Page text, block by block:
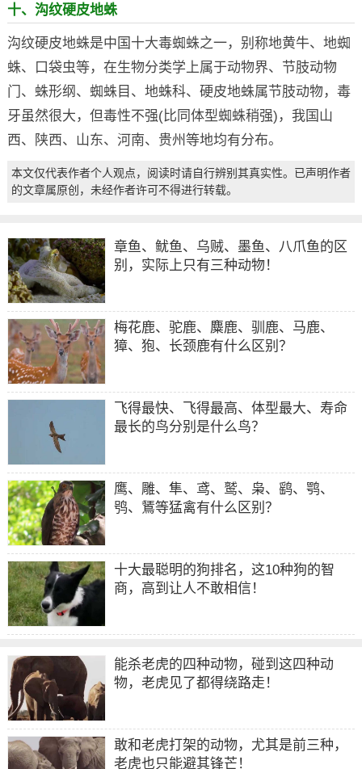
十、沟纹硬皮地蛛
沟纹硬皮地蛛是中国十大毒蜘蛛之一，别称地黄牛、地蜘
蛛、口袋虫等，在生物分类学上属于动物界、节肢动物
门、蛛形纲、蜘蛛目、地蛛科、硬皮地蛛属节肢动物，毒
牙虽然很大，但毒性不强(比同体型蜘蛛稍强)，我国山
西、陕西、山东、河南、贵州等地均有分布。
本文仅代表作者个人观点，阅读时请自行辨别其真实性。已声明作者
的文章属原创，未经作者许可不得进行转载。
章鱼、鱿鱼、乌贼、墨鱼、八爪鱼的区
别，实际上只有三种动物！
梅花鹿、驼鹿、麋鹿、驯鹿、马鹿、
獐、狍、长颈鹿有什么区别？
飞得最快、飞得最高、体型最大、寿命
最长的鸟分别是什么鸟？
鹰、雕、隼、鸢、鹫、枭、鹞、鹗、
鸮、鵟等猛禽有什么区别？
十大最聪明的狗排名，这10种狗的智
商，高到让人不敢相信！
能杀老虎的四种动物，碰到这四种动
物，老虎见了都得绕路走！
敢和老虎打架的动物，尤其是前三种，
老虎也只能避其锋芒！